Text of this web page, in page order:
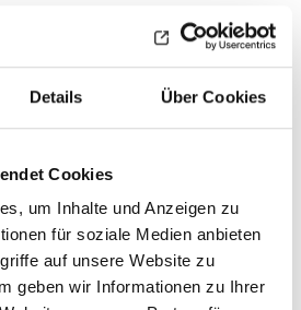
Details Über Cookies
Cookies
um Inhalte und Anzeigen zu
für soziale Medien anbieten
auf unsere Website zu
geben wir Informationen zu Ihrer
Anpassungsrechte ohne
enthalten, bergen das
zur Wiederheraufsetzung,
mit Arbeitnehmern